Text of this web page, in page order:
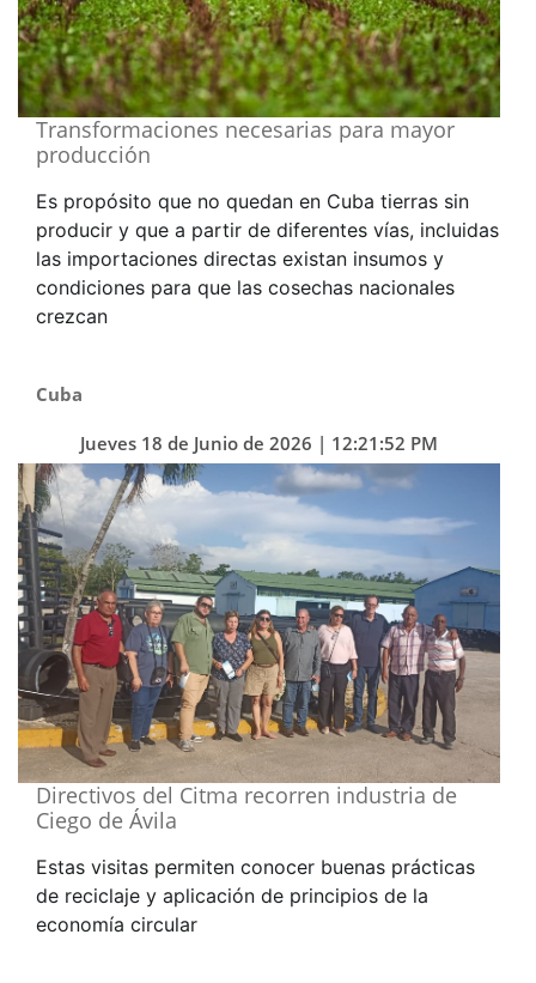
Transformaciones necesarias para mayor
producción
Es propósito que no quedan en Cuba tierras sin
producir y que a partir de diferentes vías, incluidas
las importaciones directas existan insumos y
condiciones para que las cosechas nacionales
crezcan
Cuba
Jueves 18 de Junio de 2026 | 12:21:52 PM
Directivos del Citma recorren industria de
Ciego de Ávila
Estas visitas permiten conocer buenas prácticas
de reciclaje y aplicación de principios de la
economía circular